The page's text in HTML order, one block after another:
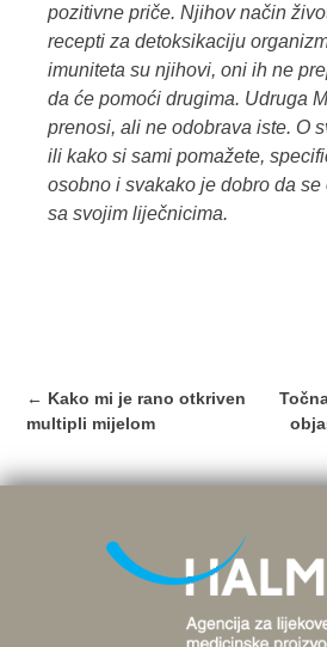
pozitivne priče. Njihov način
recepti za detoksikaciju
imuniteta su njihovi, oni ih ne
da će pomoći drugima. Udruga
prenosi, ali ne odobrava iste. O
ili kako si sami pomažete,
osobno i svakako je dobro da
sa svojim liječnicima.
Post
navigation
← Kako mi je rano otkriven
multipli mijelom